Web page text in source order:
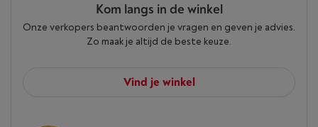
Kom langs in de winkel
Onze verkopers beantwoorden je vragen en geven je advies.
Zo maak je altijd de beste keuze.
Vind je winkel